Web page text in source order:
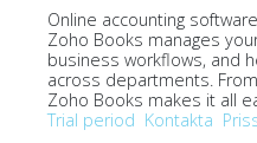
Online accounting
Zoho Books manages
business workflows, and
across departments.
Zoho Books makes it all
Trial period Kontakta